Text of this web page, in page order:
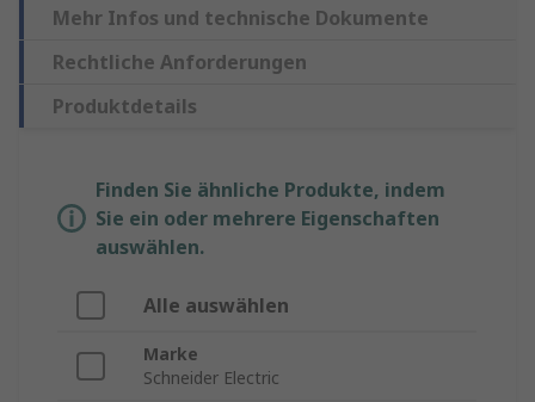
Mehr Infos und technische Dokumente
Rechtliche Anforderungen
Produktdetails
Finden Sie ähnliche Produkte, indem
Sie ein oder mehrere Eigenschaften
auswählen.
Alle auswählen
Marke
Schneider Electric